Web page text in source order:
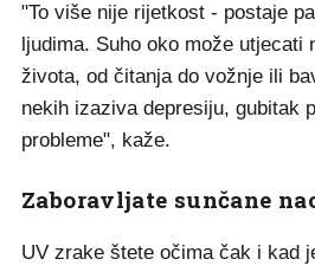
"To više nije rijetkost - postaje
ljudima. Suho oko može utjecati
života, od čitanja do vožnje ili
nekih izaziva depresiju, gubitak
probleme", kaže.
Zaboravljate sunčane
UV zrake štete očima čak i kad